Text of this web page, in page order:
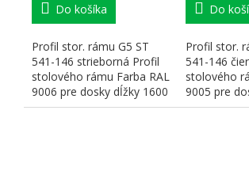
Do košíka
Profil stor. rámu G5 ST
541-146 strieborná Profil
stolového rámu Farba RAL
9006 pre dosky dĺžky 1600
mm Rozmery:...
Do
Profil stor.
541-146
stolového
9005 pre
mm